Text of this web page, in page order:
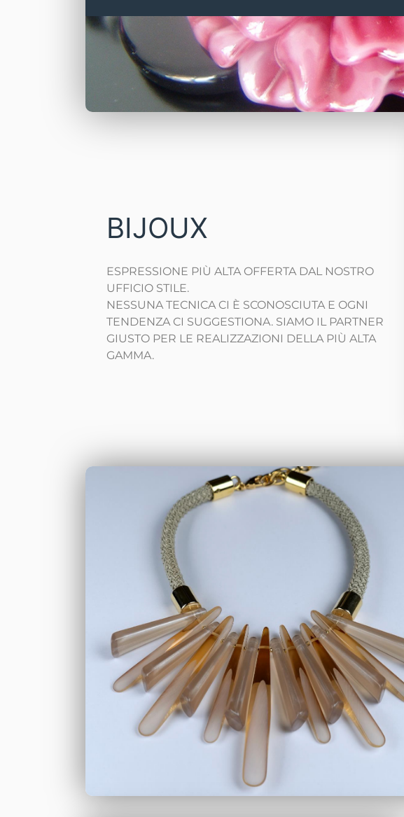
BIJOUX
ESPRESSIONE PIÙ ALTA OFFERTA DAL NOSTRO
UFFICIO STILE.
NESSUNA TECNICA CI È SCONOSCIUTA E OGNI
TENDENZA CI SUGGESTIONA. SIAMO IL PARTNER
GIUSTO PER LE REALIZZAZIONI DELLA PIÙ ALTA
GAMMA.